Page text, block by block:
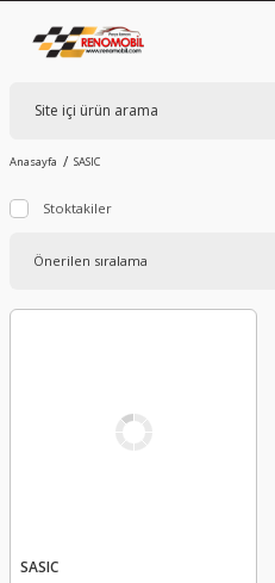
Anasayfa SASIC
Stoktakiler
SASIC